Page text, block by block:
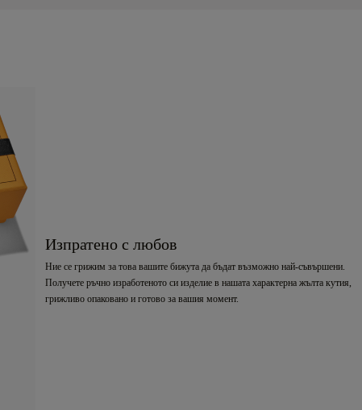
Изпратено с любов
Ние се грижим за това вашите бижута да бъдат възможно най-съвършени.
Получете ръчно изработеното си изделие в нашата характерна жълта кутия,
грижливо опаковано и готово за вашия момент.